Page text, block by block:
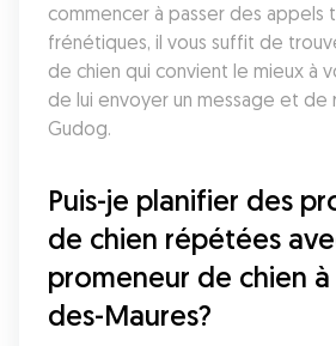
commencer à passer des appels
frénétiques, il vous suffit de
de chien qui convient le mieux à
de lui envoyer un message et de
Gudog.
Puis-je planifier des
de chien répétées
promeneur de chien à
des-Maures?